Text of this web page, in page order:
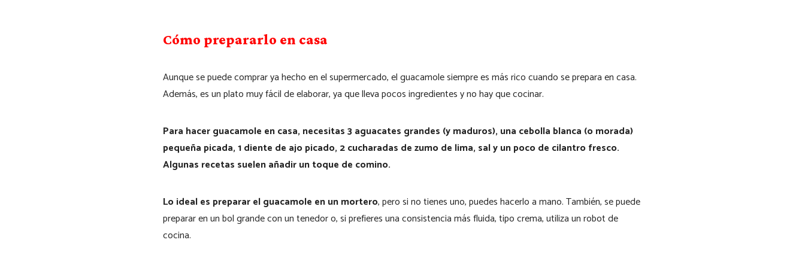
Cómo prepararlo en casa
Aunque se puede comprar ya hecho en el supermercado, el guacamole siempre es más rico cuando se prepara en casa.
Además, es un plato muy fácil de elaborar, ya que lleva pocos ingredientes y no hay que cocinar.
Para hacer guacamole en casa, necesitas 3 aguacates grandes (y maduros), una cebolla blanca (o morada)
pequeña picada, 1 diente de ajo picado, 2 cucharadas de zumo de lima, sal y un poco de cilantro fresco.
Algunas recetas suelen añadir un toque de comino.
Lo ideal es preparar el guacamole en un mortero, pero si no tienes uno, puedes hacerlo a mano. También, se puede
preparar en un bol grande con un tenedor o, si prefieres una consistencia más fluida, tipo crema, utiliza un robot de
cocina.